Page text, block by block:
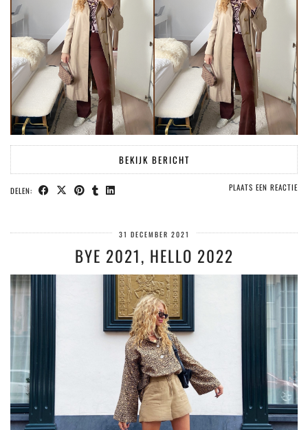
BEKIJK BERICHT
DELEN: PLAATS EEN REACTIE
31 DECEMBER 2021
BYE 2021, HELLO 2022